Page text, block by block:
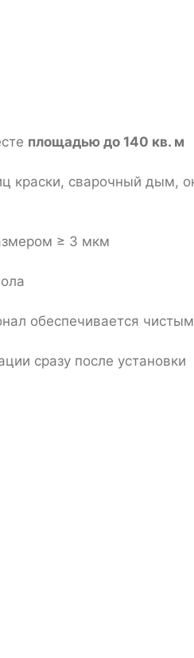
площадью до 140 кв. м
краски, сварочный дым,
≥ 3 мкм
обеспечивается
сразу после установки